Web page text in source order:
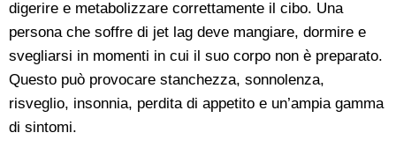
digerire e metabolizzare correttamente il cibo. Una
persona che soffre di jet lag deve mangiare, dormire e
svegliarsi in momenti in cui il suo corpo non è preparato.
Questo può provocare stanchezza, sonnolenza,
risveglio, insonnia, perdita di appetito e un’ampia gamma
di sintomi.